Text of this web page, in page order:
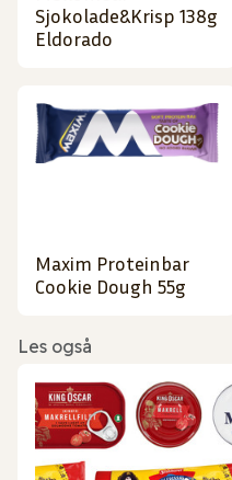
Sjokolade&Krisp 138g
Eldorado
Maxim Proteinbar
Cookie Dough 55g
Les også